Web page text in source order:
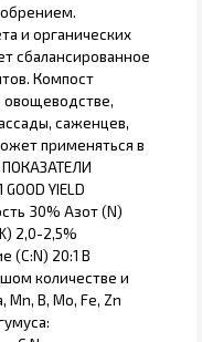
и органических
сбалансированное
Компост
овощеводстве,
саженцев,
применяться в
YIELD
30% Азот (N)
2,0-2,5%
(C:N) 20:1 В
количестве и
B, Mo, Fe, Zn